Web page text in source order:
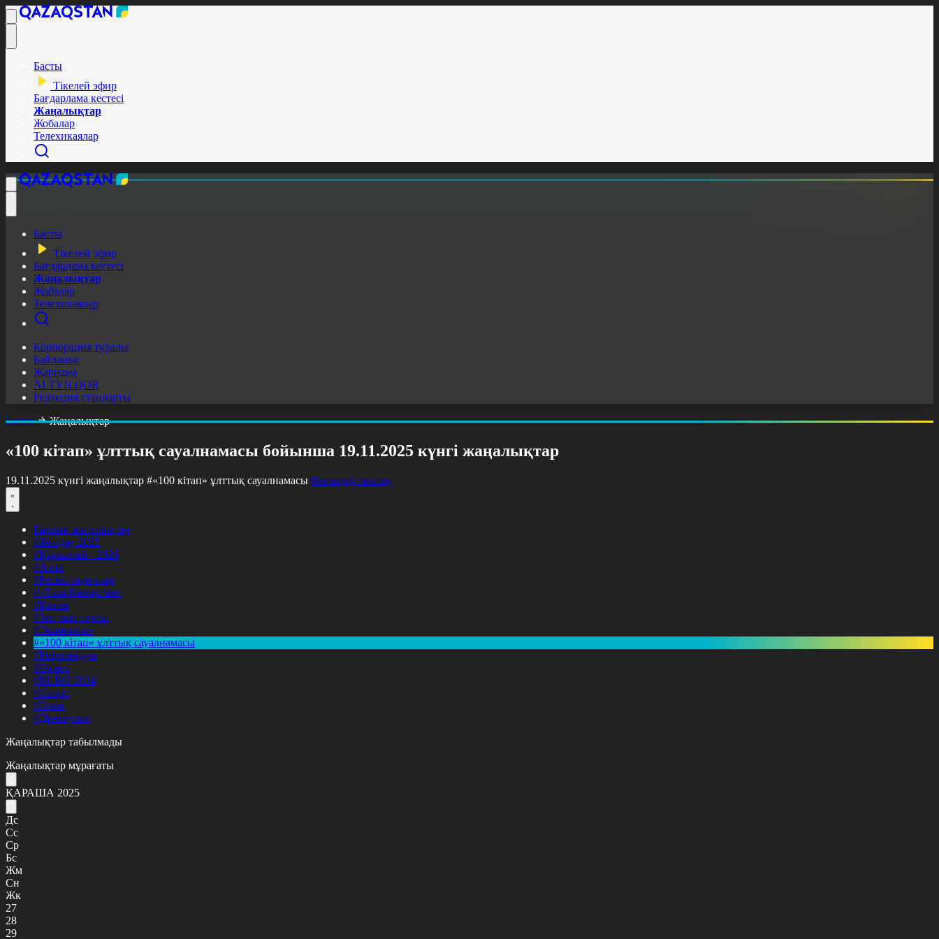
Басты
Тікелей эфир
Бағдарлама кестесі
Жаңалықтар
Жобалар
Телехикаялар
Басты
Тікелей эфир
Бағдарлама кестесі
Жаңалықтар
Жобалар
Телехикаялар
Корпорация туралы
Байланыс
Жарнама
ALTYN QOR
Редакция стандарты
Басты
Жаңалықтар
«100 кітап» ұлттық сауалнамасы бойынша 19.11.2025 күнгі жаңалықтар
19.11.2025 күнгі жаңалықтар #«100 кітап» ұлттық сауалнамасы Фильтрді тазалау
Барлық жаңалықтар
#Жолдау 2025
#Құрылтай - 2026
#Апта
#Ресми оқиғалар
#«Таза Қазақстан»
#Қоғам
#Заң мен тәртіп
#Экономика
#«100 кітап» ұлттық сауалнамасы
#Референдум
#Оқиға
#EURO 2024
#Спорт
#Әлем
#Денсаулық
Жаңалықтар табылмады
Жаңалықтар мұрағаты
ҚАРАША 2025
Дс
Сс
Ср
Бс
Жм
Сн
Жк
27
28
29